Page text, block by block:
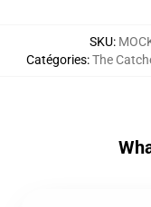
SKU:
Catégories:The